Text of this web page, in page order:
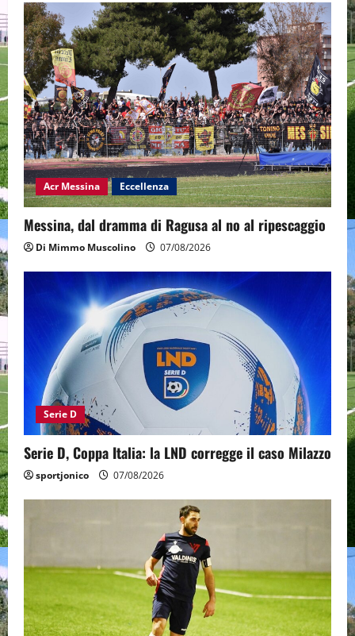
Acr Messina Eccellenza
Messina, dal dramma di Ragusa al no al ripescaggio
Di Mimmo Muscolino 07/08/2026
Serie D
Serie D, Coppa Italia: la LND corregge il caso Milazzo
sportjonico 07/08/2026